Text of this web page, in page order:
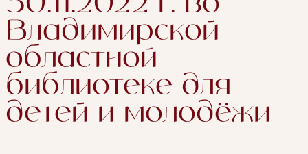
Владимирской
областной
библиотеке для
детей и молодёжи